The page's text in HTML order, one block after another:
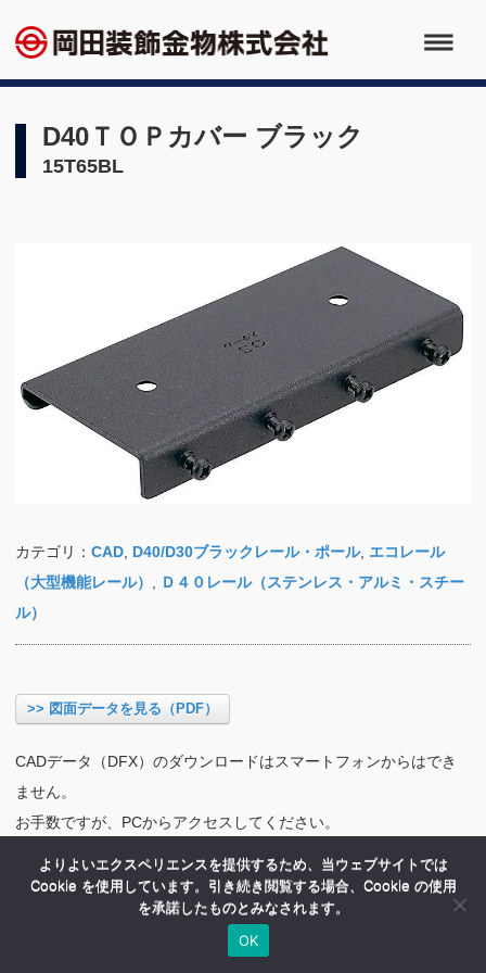
D40ＴＯＰカバー ブラック
15T65BL
カテゴリ： CAD D40/D30ブラックレール・ポール, エコレール
（大型機能レール）
Ｄ４０レール（ステンレス・アルミ・スチー
ル）
>> 図面データを見る（PDF）
CADデータ（DFX）のダウンロードはスマートフォンからはでき
ません。
お手数ですが、PCからアクセスしてください。
よりよいエクスペリエンスを提供するため、当ウェブサイトでは
Cookie を使用しています。引き続き閲覧する場合、Cookie の使用
を承諾したものとみなされます。
OK